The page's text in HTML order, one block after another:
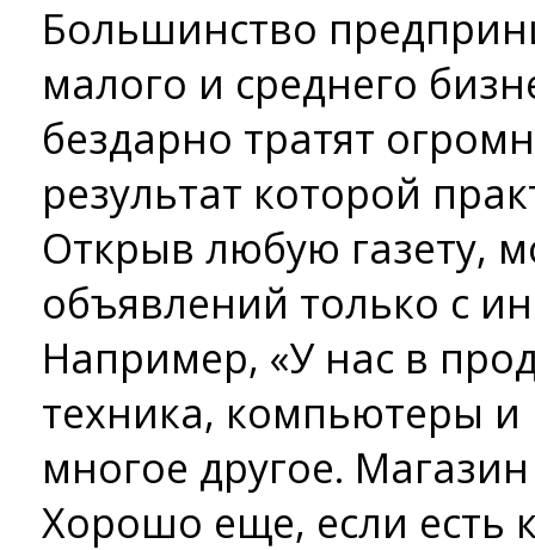
Большинство
малого и среднего
бездарно тратят
результат которой
Открыв любую газету,
объявлений только с
Например, «У нас в
техника, компьютеры
многое другое. Магазин
Хорошо еще, если есть